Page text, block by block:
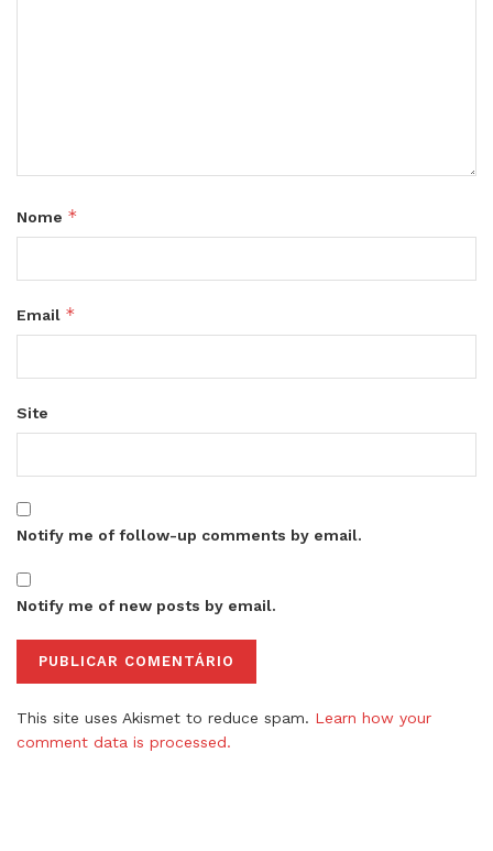
Nome *
Email *
Site
Notify me of follow-up comments by email.
Notify me of new posts by email.
This site uses Akismet to reduce spam. Learn how your
comment data is processed.